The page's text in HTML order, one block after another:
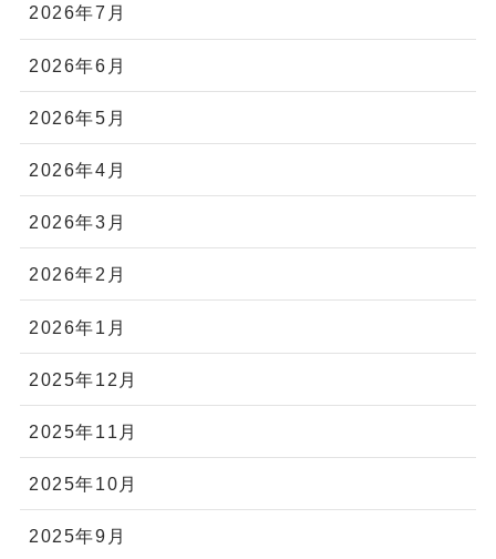
2026年7月
2026年6月
2026年5月
2026年4月
2026年3月
2026年2月
2026年1月
2025年12月
2025年11月
2025年10月
2025年9月